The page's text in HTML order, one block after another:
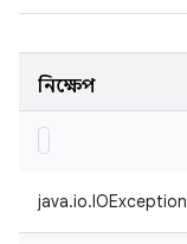
নিক্ষেপ
java.io.IOException